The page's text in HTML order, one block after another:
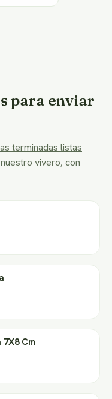
para enviar
terminadas listas
vivero, con
Cm